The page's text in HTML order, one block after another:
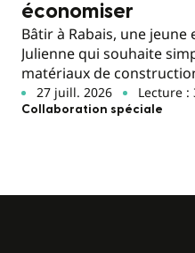
économiser
Bâtir à Rabais, une
Julienne qui souhaite
matériaux de
27 juill. 2026 Lecture :
Collaboration spéciale